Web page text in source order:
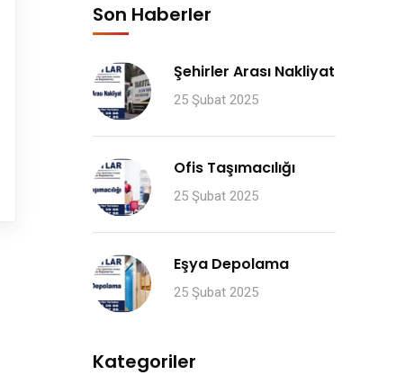
Son Haberler
Şehirler Arası Nakliyat
25 Şubat 2025
Ofis Taşımacılığı
25 Şubat 2025
Eşya Depolama
25 Şubat 2025
Kategoriler